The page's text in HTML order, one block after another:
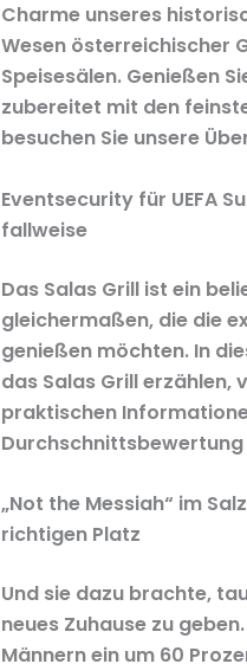
Charme unseres
Wesen österreichischer
Speisesälen. Genießen
zubereitet mit den
besuchen Sie unsere
Eventsecurity für UEFA
fallweise
Das Salas Grill ist ein
gleichermaßen, die die
genießen möchten. In
das Salas Grill erzählen,
praktischen
„Not the Messiah“ im
richtigen Platz
Und sie dazu brachte,
neues Zuhause zu
Männern ein um 60